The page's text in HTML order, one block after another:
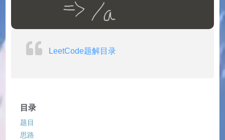
LeetCode题解目录
目录
题目
思路